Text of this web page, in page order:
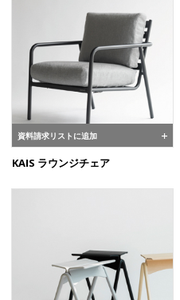
資料請求リストに追加
KAIS ラウンジチェア